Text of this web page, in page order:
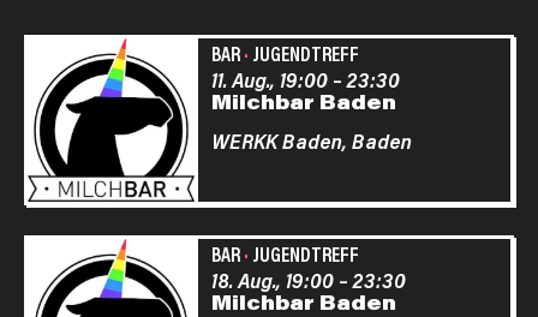
BAR· JUGENDTREFF
Milchbar Baden
11. Aug., 19:00–23:30
WERKK Baden, Baden
BAR· JUGENDTREFF
Milchbar Baden
18. Aug., 19:00–23:30